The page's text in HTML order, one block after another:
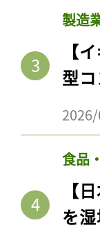
製造
【
型
食品
【
を